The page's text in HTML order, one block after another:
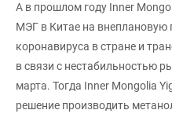
А в прошлом году Inner
МЭГ в Китае на
коронавируса в стране и
в связи с нестабильностью
марта. Тогда Inner Mongolia
решение производить